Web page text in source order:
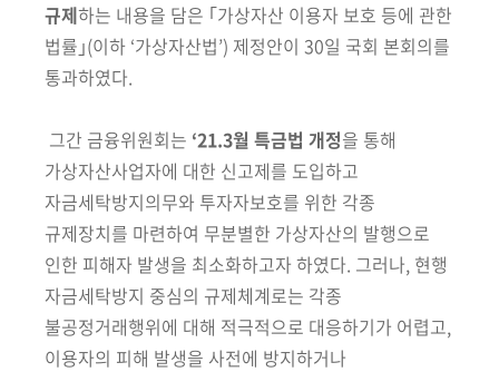
규제하는 내용을 담은 ｢가상자산 이용자 보호 등에 관한
법률｣(이하 ‘가상자산법’) 제정안이 30일 국회 본회의를
통과하였다.
그간 금융위원회는 ‘21.3월 특금법 개정을 통해
가상자산사업자에 대한 신고제를 도입하고
자금세탁방지의무와 투자자보호를 위한 각종
규제장치를 마련하여 무분별한 가상자산의 발행으로
인한 피해자 발생을 최소화하고자 하였다. 그러나, 현행
자금세탁방지 중심의 규제체계로는 각종
불공정거래행위에 대해 적극적으로 대응하기가 어렵고,
이용자의 피해 발생을 사전에 방지하거나